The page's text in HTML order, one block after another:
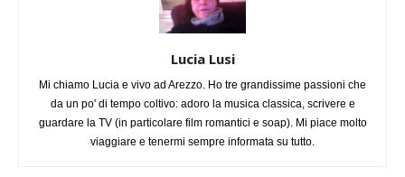
Lucia Lusi
Mi chiamo Lucia e vivo ad Arezzo. Ho tre grandissime passioni che
da un po' di tempo coltivo: adoro la musica classica, scrivere e
guardare la TV (in particolare film romantici e soap). Mi piace molto
viaggiare e tenermi sempre informata su tutto.